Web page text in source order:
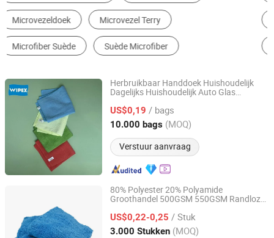
Strandlaken Polyester stof
Quilt
Herbruikbaar Handdoek Huishoudelijk
Dagelijks Huishoudelijk Auto Glas
US$0,19 / bags
10.000 bags (MOQ)
Verstuur aanvraag
Zhejiang Wipex New Material Technology Co., Ltd.
Zhejiang, China Sinds 2024
80% Polyester 20% Polyamide
Groothandel 500GSM 550GSM Randloze
US$0,22-0,25 / Stuk
3.000 Stukken (MOQ)
Yuanshi County Zhengheng Textile Co., Ltd.
Hebei, China Sinds 2022